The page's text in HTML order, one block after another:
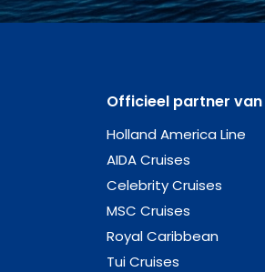
Officieel partner van
Holland America Line
AIDA Cruises
Celebrity Cruises
MSC Cruises
Royal Caribbean
Tui Cruises